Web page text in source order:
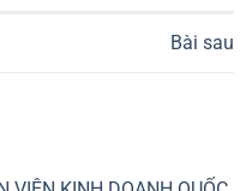
Bài sau